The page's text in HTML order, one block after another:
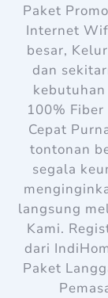
Paket
Internet
besar,
dan
100%
Cepat
tontonan
segala
langsung
Kami.
dari
Paket